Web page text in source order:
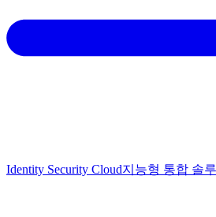
Identity Security Cloud지능형 통합 솔